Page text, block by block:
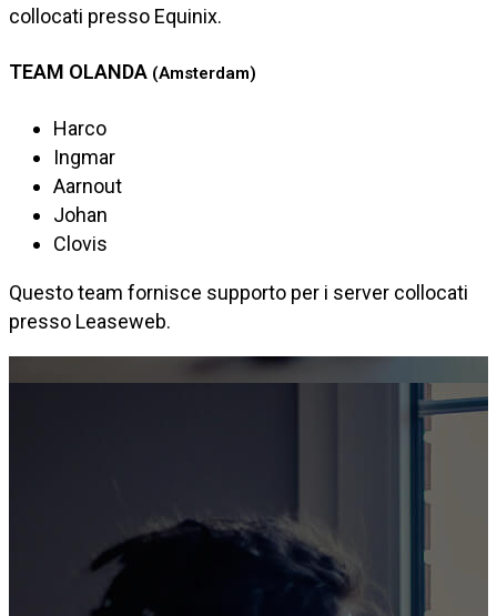
collocati presso Equinix.
TEAM OLANDA (Amsterdam)
Harco
Ingmar
Aarnout
Johan
Clovis
Questo team fornisce supporto per i server collocati
presso Leaseweb.